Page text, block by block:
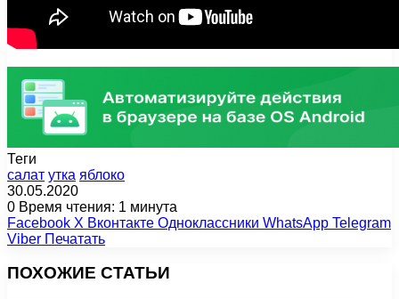
Теги
салат утка яблоко
30.05.2020
0 Время чтения: 1 минута
Facebook X Вконтакте Одноклассники WhatsApp Telegram
Viber Печатать
ПОХОЖИЕ СТАТЬИ